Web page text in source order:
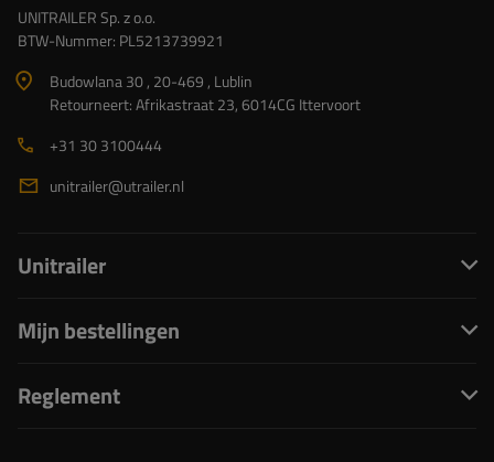
UNITRAILER Sp. z o.o.
BTW-Nummer: PL5213739921
Budowlana 30 , 20-469 , Lublin
Retourneert: Afrikastraat 23, 6014CG Ittervoort
+31 30 3100444
unitrailer@utrailer.nl
Unitrailer
Mijn bestellingen
Reglement